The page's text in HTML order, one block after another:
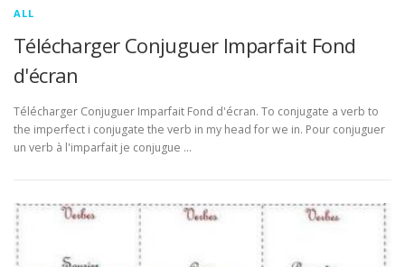
ALL
Télécharger Conjuguer Imparfait Fond
d'écran
Télécharger Conjuguer Imparfait Fond d'écran. To conjugate a verb to
the imperfect i conjugate the verb in my head for we in. Pour conjuguer
un verb à l'imparfait je conjugue …